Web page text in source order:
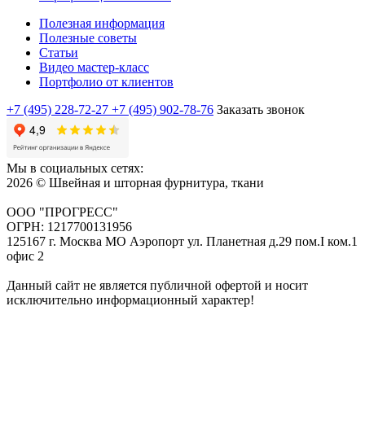
Полезная информация
Полезные советы
Статьи
Видео мастер-класс
Портфолио от клиентов
+7 (495) 228-72-27 +7 (495) 902-78-76 Заказать звонок
Мы в социальных сетях:
2026 © Швейная и шторная фурнитура, ткани
ООО "ПРОГРЕСС"
ОГРН: 1217700131956
125167 г. Москва МО Аэропорт ул. Планетная д.29 пом.I ком.1
офис 2
Данный сайт не является публичной офертой и носит
исключительно информационный характер!